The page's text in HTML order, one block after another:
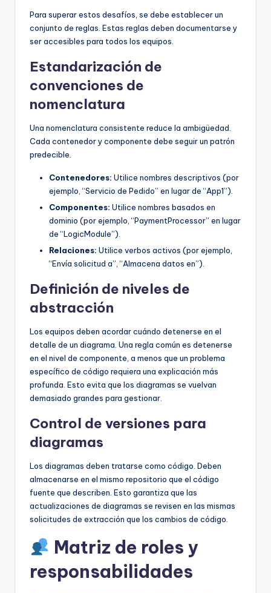
Para superar estos desafíos, se debe establecer un
conjunto de reglas. Estas reglas deben documentarse y
ser accesibles para todos los equipos.
Estandarización de
convenciones de
nomenclatura
Una nomenclatura consistente reduce la ambigüedad.
Cada contenedor y componente debe seguir un patrón
predecible.
Contenedores: Utilice nombres descriptivos (por
ejemplo, “Servicio de Pedido” en lugar de “App1”).
Componentes: Utilice nombres basados en
dominio (por ejemplo, “PaymentProcessor” en lugar
de “LogicModule”).
Relaciones: Utilice verbos activos (por ejemplo,
“Envía solicitud a”, “Almacena datos en”).
Definición de niveles de
abstracción
Los equipos deben acordar cuándo detenerse en el
detalle de un diagrama. Una regla común es detenerse
en el nivel de componente, a menos que un problema
específico de código requiera una explicación más
profunda. Esto evita que los diagramas se vuelvan
demasiado grandes para gestionar.
Control de versiones para
diagramas
Los diagramas deben tratarse como código. Deben
almacenarse en el mismo repositorio que el código
fuente que describen. Esto garantiza que las
actualizaciones de diagramas se revisen en las mismas
solicitudes de extracción que los cambios de código.
Matriz de roles y
responsabilidades